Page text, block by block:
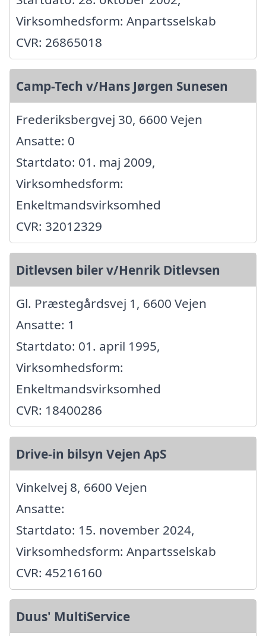
Virksomhedsform: Anpartsselskab
CVR: 26865018
Camp-Tech v/Hans Jørgen Sunesen
Frederiksbergvej 30, 6600 Vejen
Ansatte: 0
Startdato: 01. maj 2009,
Virksomhedsform:
Enkeltmandsvirksomhed
CVR: 32012329
Ditlevsen biler v/Henrik Ditlevsen
Gl. Præstegårdsvej 1, 6600 Vejen
Ansatte: 1
Startdato: 01. april 1995,
Virksomhedsform:
Enkeltmandsvirksomhed
CVR: 18400286
Drive-in bilsyn Vejen ApS
Vinkelvej 8, 6600 Vejen
Ansatte:
Startdato: 15. november 2024,
Virksomhedsform: Anpartsselskab
CVR: 45216160
Duus' MultiService